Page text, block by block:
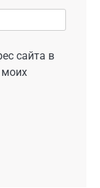
сайта в